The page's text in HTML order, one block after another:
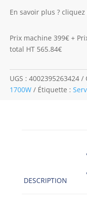
En savoir plus ? cliquez
Prix machine 399€ +
total HT 565.84€
UGS : 4002395263424
1700W
Étiquette :
DESCRIPTION